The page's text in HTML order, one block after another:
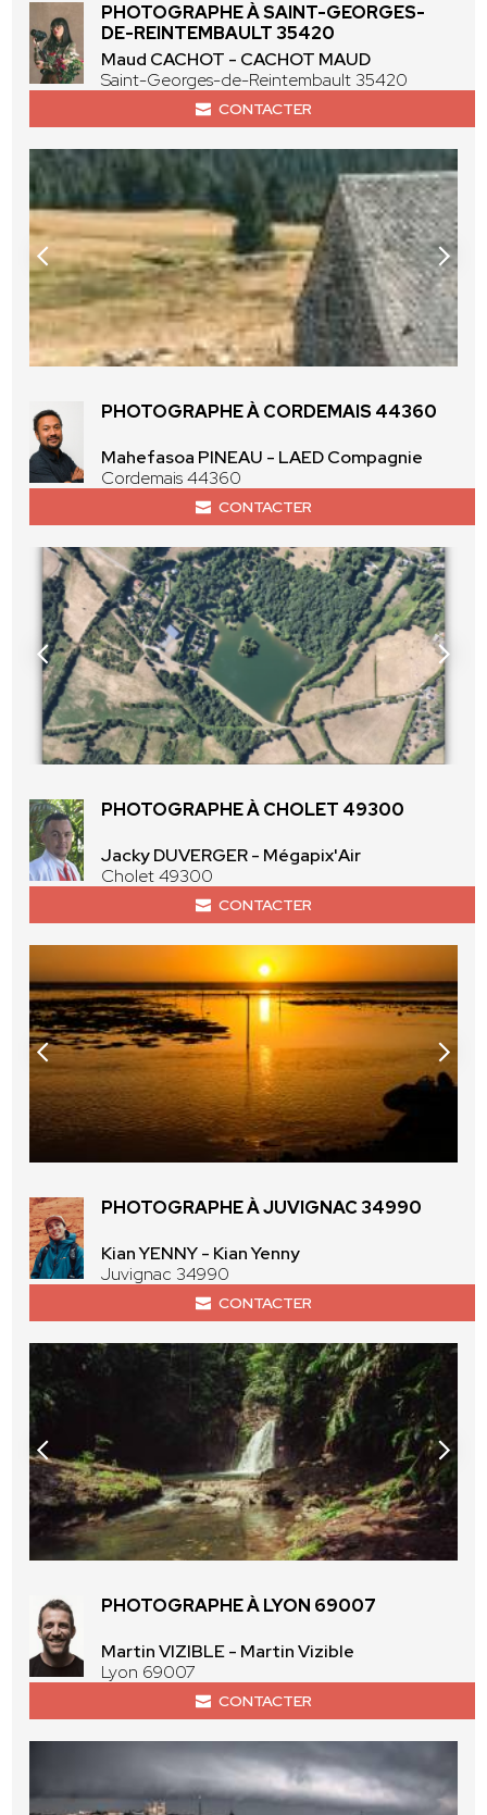
PHOTOGRAPHE À SAINT-GEORGES-
DE-REINTEMBAULT 35420
Maud CACHOT - CACHOT MAUD
Saint-Georges-de-Reintembault 35420
CONTACTER
PHOTOGRAPHE À CORDEMAIS 44360
Mahefasoa PINEAU - LAED Compagnie
Cordemais 44360
CONTACTER
PHOTOGRAPHE À CHOLET 49300
Jacky DUVERGER - Mégapix'Air
Cholet 49300
CONTACTER
PHOTOGRAPHE À JUVIGNAC 34990
Kian YENNY - Kian Yenny
Juvignac 34990
CONTACTER
PHOTOGRAPHE À LYON 69007
Martin VIZIBLE - Martin Vizible
Lyon 69007
CONTACTER